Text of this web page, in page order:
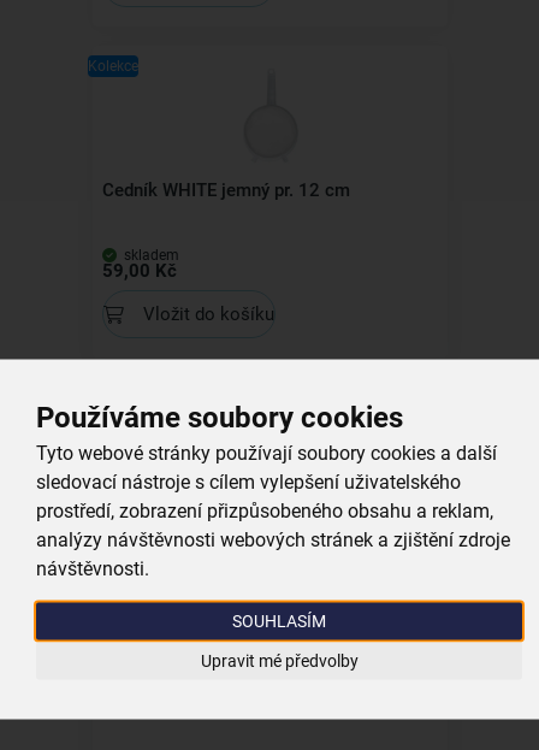
Používáme soubory cookies
Tyto webové stránky používají soubory cookies a další
sledovací nástroje s cílem vylepšení uživatelského
prostředí, zobrazení přizpůsobeného obsahu a reklam,
analýzy návštěvnosti webových stránek a zjištění zdroje
návštěvnosti.
SOUHLASÍM
Upravit mé předvolby
Kolekce
Cedník WHITE jemný pr. 12 cm
skladem
59,00 Kč
Vložit do košíku
Všechny produkty
Související produkty
Kolekce